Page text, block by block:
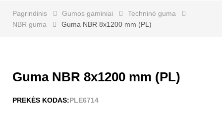
Pagrindinis Gumos gaminiai
Techninė guma
NBR guma
Guma NBR 8x1200 mm (PL)
Guma NBR 8x1200 mm (PL)
PREKĖS KODAS:PLE6714